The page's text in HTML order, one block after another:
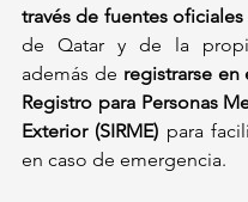
través de fuentes oficiales
de Qatar y de la
además de registrarse en
Registro para Personas
Exterior (SIRME) para
en caso de emergencia.